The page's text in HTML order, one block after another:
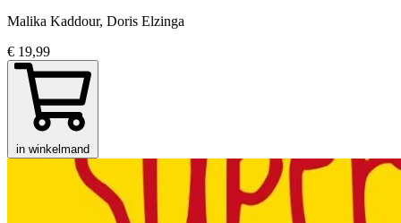
Malika Kaddour, Doris Elzinga
€ 19,99
in winkelmand